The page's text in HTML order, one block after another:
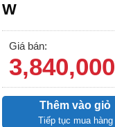
W
Giá bán:
3,840,000
Thêm vào giỏ
Tiếp tục mua hàng